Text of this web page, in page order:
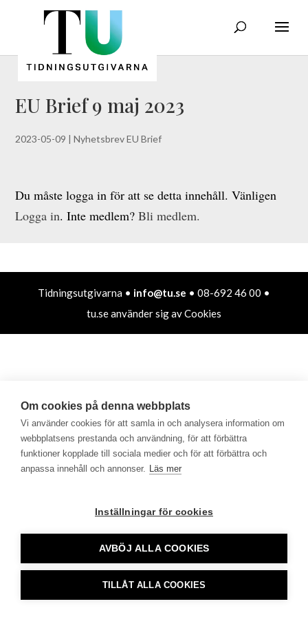
EU Brief 9 maj 2023
2023-05-09 |Nyhetsbrev EU Brief
Du måste logga in för att se detta innehåll. Vänligen
Logga in. Inte medlem?Bli medlem.
Tidningsutgivarna • info@tu.se • 08-692 46 00 •
tu.se använder sig av Cookies
Om cookies på denna webbplats
Vi använder cookies för att samla in och analysera information om
webbplatsens prestanda och användning, för att förbättra
funktioner kopplade till sociala medier och för att förbättra och
anpassa innehåll och annonser. Läs mer
Inställningar för cookies
AVBÖJ ALLA COOKIES
TILLÅT ALLA COOKIES